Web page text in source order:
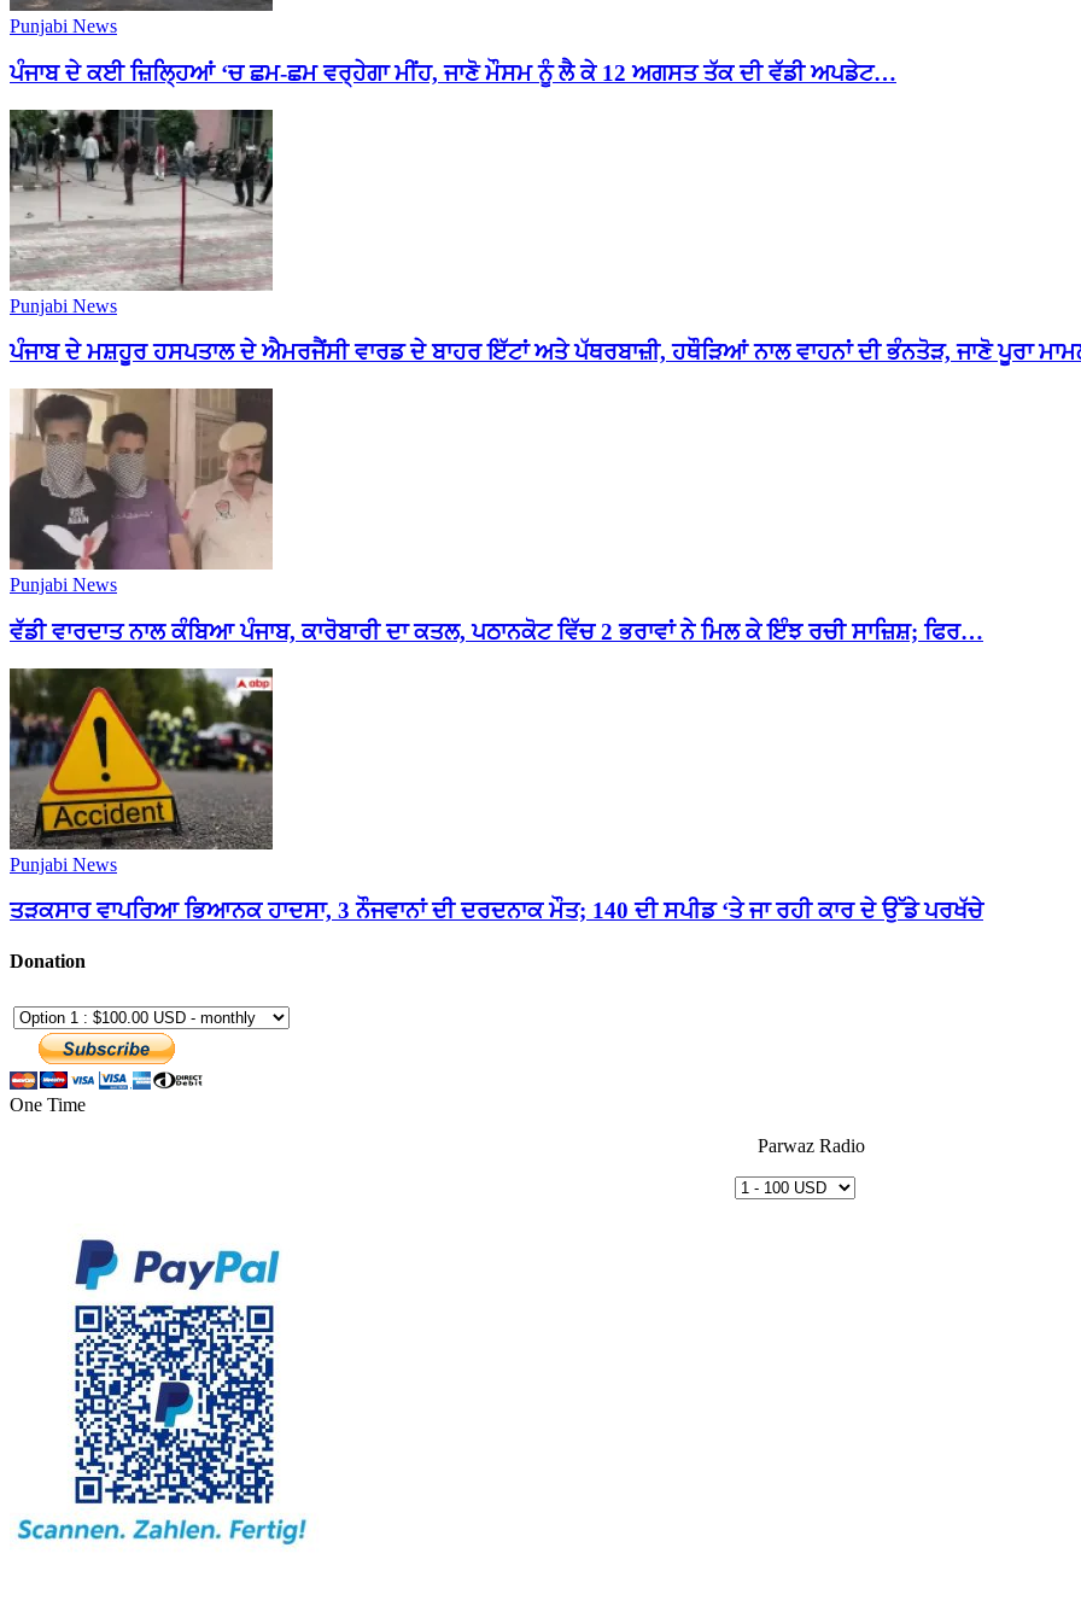
Punjabi News
ਪੰਜਾਬ ਦੇ ਕਈ ਜ਼ਿਲ੍ਹਿਆਂ ‘ਚ ਛਮ-ਛਮ ਵਰ੍ਹੇਗਾ ਮੀਂਹ, ਜਾਣੋ ਮੌਸਮ ਨੂੰ ਲੈ ਕੇ 12 ਅਗਸਤ ਤੱਕ ਦੀ ਵੱਡੀ ਅਪਡੇਟ…
Punjabi News
ਪੰਜਾਬ ਦੇ ਮਸ਼ਹੂਰ ਹਸਪਤਾਲ ਦੇ ਐਮਰਜੈਂਸੀ ਵਾਰਡ ਦੇ ਬਾਹਰ ਇੱਟਾਂ ਅਤੇ ਪੱਥਰਬਾਜ਼ੀ, ਹਥੌੜਿਆਂ ਨਾਲ ਵਾਹਨਾਂ ਦੀ ਭੰਨਤੋੜ, ਜਾਣੋ ਪੂਰਾ
Punjabi News
ਵੱਡੀ ਵਾਰਦਾਤ ਨਾਲ ਕੰਬਿਆ ਪੰਜਾਬ, ਕਾਰੋਬਾਰੀ ਦਾ ਕਤਲ, ਪਠਾਨਕੋਟ ਵਿੱਚ 2 ਭਰਾਵਾਂ ਨੇ ਮਿਲ ਕੇ ਇੰਝ ਰਚੀ ਸਾਜ਼ਿਸ਼; ਫਿਰ…
Punjabi News
ਤੜਕਸਾਰ ਵਾਪਰਿਆ ਭਿਆਨਕ ਹਾਦਸਾ, 3 ਨੌਜਵਾਨਾਂ ਦੀ ਦਰਦਨਾਕ ਮੌਤ; 140 ਦੀ ਸਪੀਡ ‘ਤੇ ਜਾ ਰਹੀ ਕਾਰ ਦੇ ਉੱਡੇ ਪਰਖੱਚੇ
Donation
One Time
Parwaz Radio